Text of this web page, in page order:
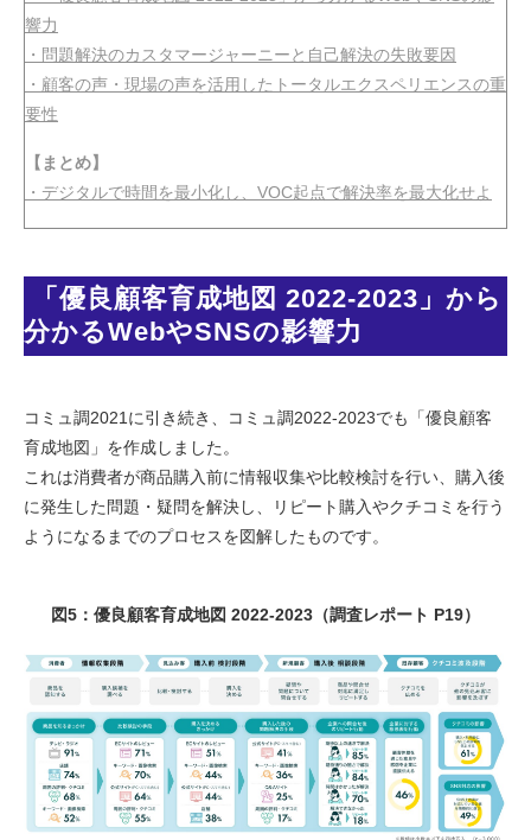
響力
・問題解決のカスタマージャーニーと自己解決の失敗要因
・顧客の声・現場の声を活用したトータルエクスペリエンスの重
要性
【まとめ】
・デジタルで時間を最小化し、VOC起点で解決率を最大化せよ
分かるWebやSNSの影響力
コミュ調2021に引き続き、コミュ調2022-2023でも「優良顧客
育成地図」を作成しました。
これは消費者が商品購入前に情報収集や比較検討を行い、購入後
に発生した問題・疑問を解決し、リピート購入やクチコミを行う
ようになるまでのプロセスを図解したものです。
図5：優良顧客育成地図 2022-2023（調査レポート P19）